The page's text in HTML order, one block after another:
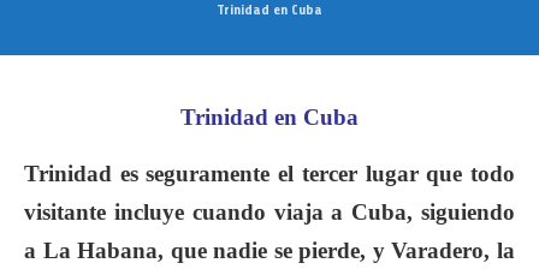
Trinidad en Cuba
Trinidad en Cuba
Trinidad es seguramente el tercer lugar que todo
visitante incluye cuando viaja a Cuba, siguiendo
a La Habana, que nadie se pierde, y Varadero, la